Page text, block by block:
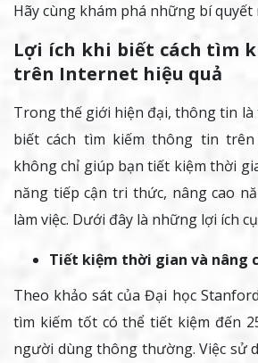
Hãy cùng khám phá những bí quyết
Lợi ích khi biết cách tìm
trên Internet hiệu quả
Trong thế giới hiện đại, thông tin là
biết cách tìm kiếm thông tin
không chỉ giúp bạn tiết kiệm thời
năng tiếp cận tri thức, nâng cao
làm việc. Dưới đây là những lợi ích
Tiết kiệm thời gian và nâng
Theo khảo sát của Đại học
tìm kiếm tốt có thể tiết kiệm đến
người dùng thông thường. Việc sử